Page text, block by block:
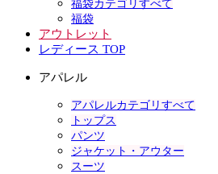
福袋カテゴリすべて
福袋
アウトレット
レディース TOP
アパレル
アパレルカテゴリすべて
トップス
パンツ
ジャケット・アウター
スーツ